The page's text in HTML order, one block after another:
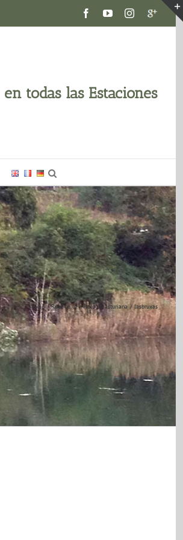
FacebookYouTubeInstagram
Google
en todas las Estaciones
Inicio Ruta de la mitología asturiana lasbruxas